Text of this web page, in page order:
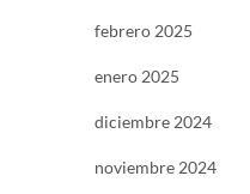
febrero 2025
enero 2025
diciembre 2024
noviembre 2024